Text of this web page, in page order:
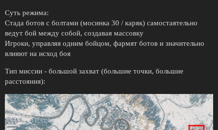
Суть режима:
Стада ботов с болтами (мосинка 30 / каряк) самостаятельно
ведут бой между собой, создавая массовку
Игроки, управляя одним бойцом, фармят ботов и значительно
влияют на исход боя
Тип миссии - большой захват (большие точки, большие
расстояния):